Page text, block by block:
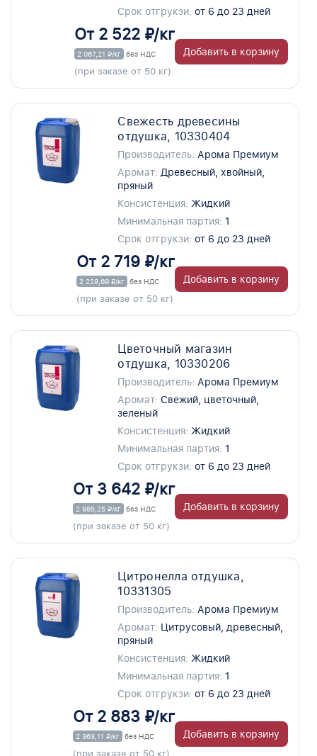
Срок отгрукзи: от 6 до 23 дней
От 2 522 ₽/кг
2 067,21 ₽/кг без НДС
(при заказе от 50 кг)
Добавить в корзину
Свежесть древесины
отдушка, 10330404
Производитель: Арома Премиум
Аромат: Древесный, хвойный,
пряный
Консистенция: Жидкий
Минимальная партия: 1
Срок отгрукзи: от 6 до 23 дней
От 2 719 ₽/кг
2 228,69 ₽/кг без НДС
(при заказе от 50 кг)
Добавить в корзину
Цветочный магазин
отдушка, 10330206
Производитель: Арома Премиум
Аромат: Свежий, цветочный,
зеленый
Консистенция: Жидкий
Минимальная партия: 1
Срок отгрукзи: от 6 до 23 дней
От 3 642 ₽/кг
2 985,25 ₽/кг без НДС
(при заказе от 50 кг)
Добавить в корзину
Цитронелла отдушка,
10331305
Производитель: Арома Премиум
Аромат: Цитрусовый, древесный,
пряный
Консистенция: Жидкий
Минимальная партия: 1
Срок отгрукзи: от 6 до 23 дней
От 2 883 ₽/кг
2 363,11 ₽/кг без НДС
(при заказе от 50 кг)
Добавить в корзину